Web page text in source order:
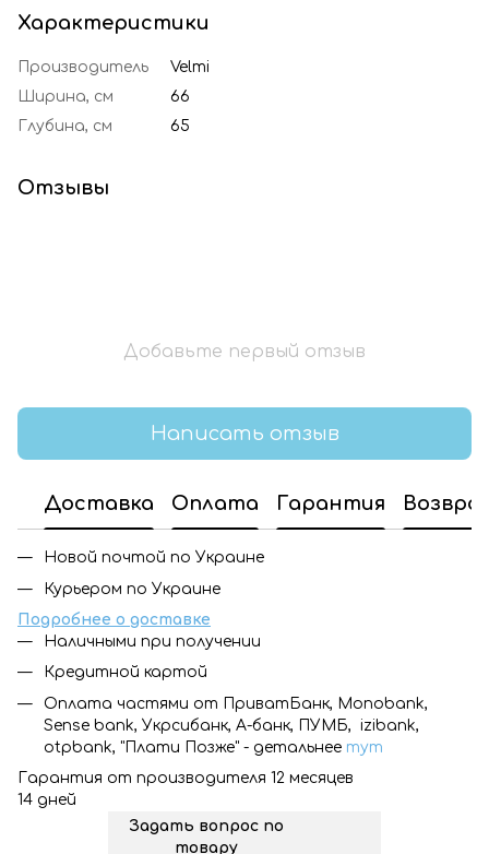
Характеристики
Производитель
Velmi
Ширина, см
66
Глубина, см
65
Отзывы
Добавьте первый отзыв
Написать отзыв
Доставка Оплата Гарантия
Новой почтой по Украине
Курьером по Украине
Подробнее о доставке
Наличными при получении
Кредитной картой
Оплата частями от ПриватБанк, Monobank,
Sense bank, Укрсибанк, А-банк, ПУМБ, izibank,
otpbank, "Плати Позже" - детальнее тут
Гарантия от производителя 12 месяцев
14 дней
Задать вопрос по
товару